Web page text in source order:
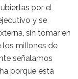
por el
y se
sin tomar en
los millones de
señalamos
porque está